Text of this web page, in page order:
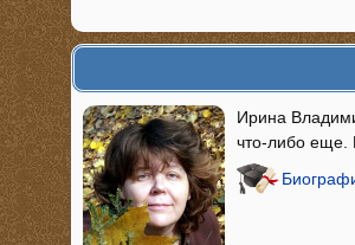
Ирина
что-либо еще.